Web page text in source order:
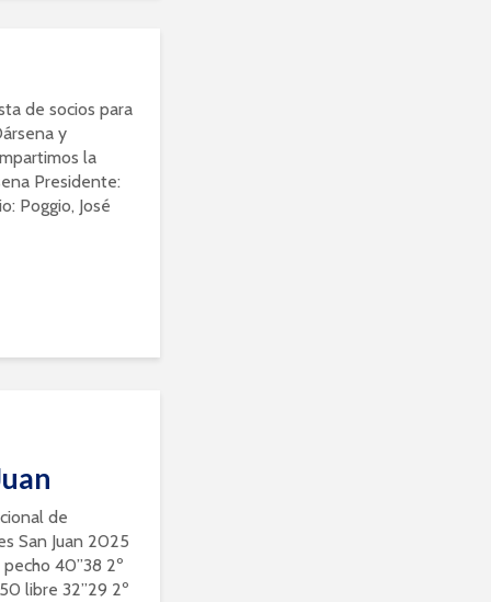
de socios para
y
la
Presidente:
Poggio, José
de
San Juan 2025
pecho 40”38 2º
libre 32”29 2º